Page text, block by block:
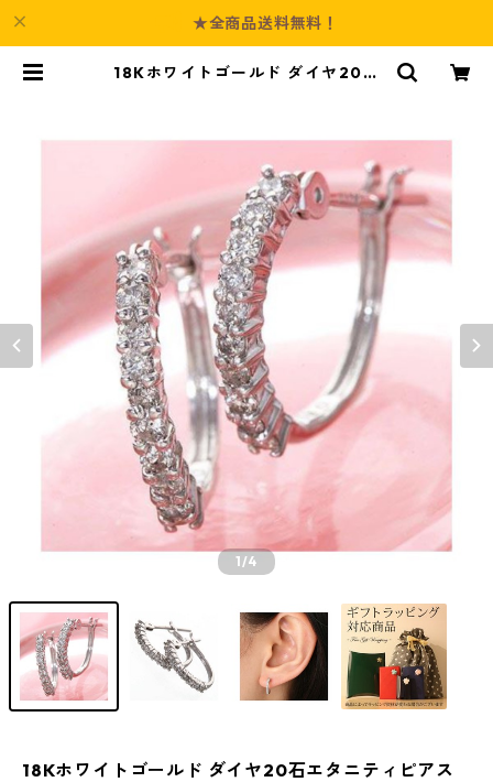
★全商品送料無料！
18Kホワイトゴールド ダイヤ20石
1/4
18Kホワイトゴールド ダイヤ20石エタニティピアス